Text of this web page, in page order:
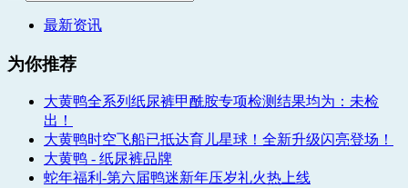
最新资讯
为你推荐
大黄鸭全系列纸尿裤甲酰胺专项检测结果均为：未检
出！
大黄鸭时空飞船已抵达育儿星球！全新升级闪亮登场！
大黄鸭 - 纸尿裤品牌
蛇年福利-第六届鸭迷新年压岁礼火热上线